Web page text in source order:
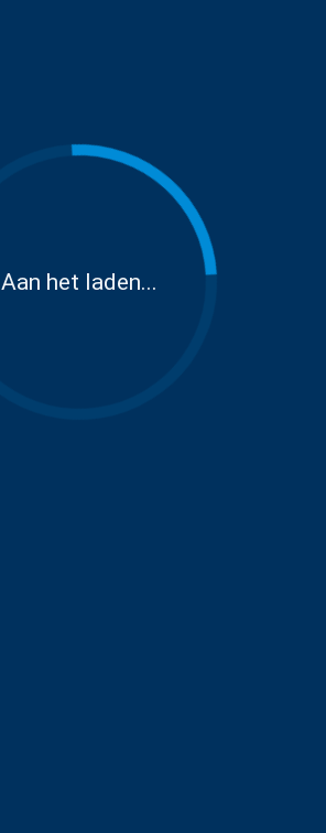
Aan het laden...